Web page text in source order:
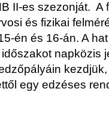
II-es szezonját. A
és fizikai
én és 16-án. A
napközis
egy edzéses